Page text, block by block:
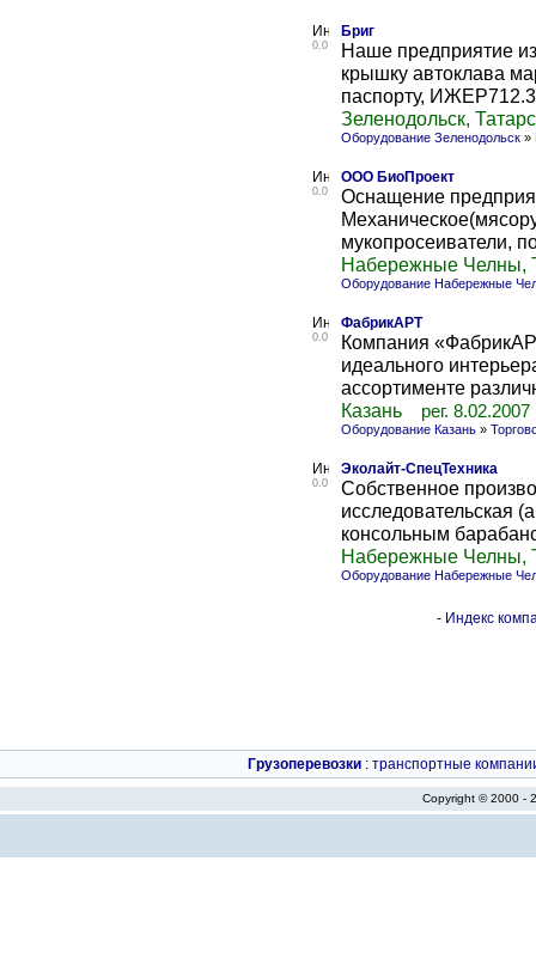
0.0
Бриг
Наше предприятие
крышку автоклава
паспорту,
Зеленодольск,
Оборудование Зеленодольск »
0.0
ООО БиоПроект
Оснащение
мукопросеиватели,
Набережные Челны,
Оборудование Набережные
0.0
ФабрикАРТ
Компания
идеального
ассортименте
Казань
рег. 8.02.2007
Оборудование Казань »
0.0
Эколайт-СпецТехника
Собственное
консольным
Набережные Челны,
Оборудование Набережные
- Индекс
Грузоперевозки : транспортные
Copyright © 2000 -